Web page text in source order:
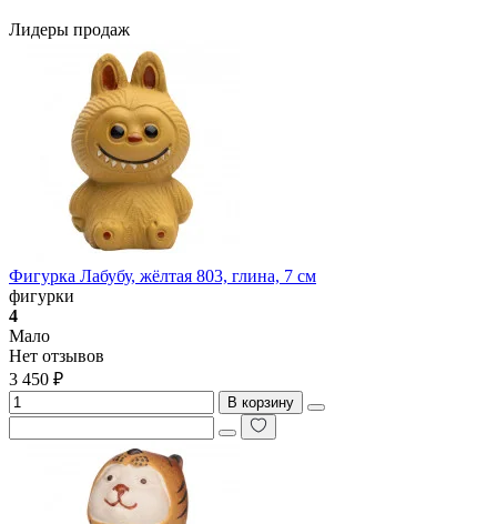
Лидеры продаж
Фигурка Лабубу, жёлтая 803, глина, 7 см
фигурки
4
Мало
Нет отзывов
3 450 ₽
В корзину